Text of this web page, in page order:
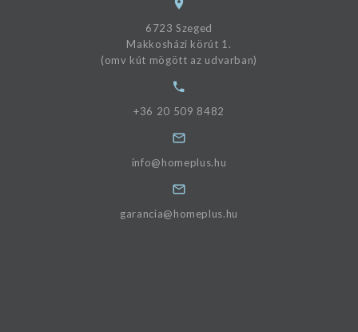
6723 Szeged
Makkosházi körút 1.
(omv kút mögött az udvarban)
+36 20 509 8482
info@homeplus.hu
garancia@homeplus.hu